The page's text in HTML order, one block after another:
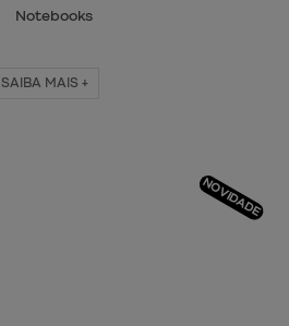
Notebooks
SAIBA MAIS +
NOVIDADE